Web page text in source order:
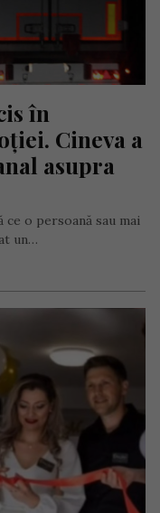
în
Cineva a
asupra
o persoană sau mai
un…